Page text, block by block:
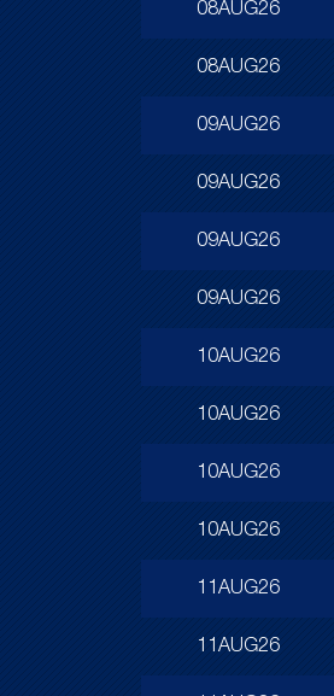
08AUG26
08AUG26
09AUG26
09AUG26
09AUG26
09AUG26
10AUG26
10AUG26
10AUG26
10AUG26
11AUG26
11AUG26